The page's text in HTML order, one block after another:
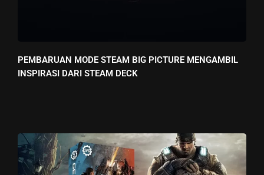
PEMBARUAN MODE STEAM BIG PICTURE MENGAMBIL
INSPIRASI DARI STEAM DECK